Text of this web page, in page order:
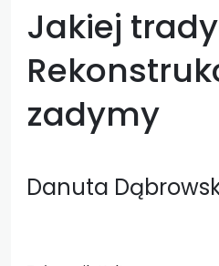
Jakiej
zadymy
Danuta